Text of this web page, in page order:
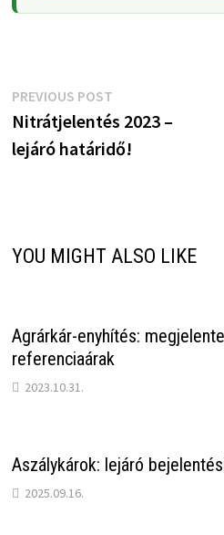
Bejegyzés
navigáció
PREVIOUS POSTPrevious
post:
Nitrátjelentés 2023 –
lejáró határidő!
YOU MIGHT ALSO LIKE
Agrárkár-enyhítés:
referenciaárak
2023.10.31.
Aszálykárok: lejáró
2025.09.16.